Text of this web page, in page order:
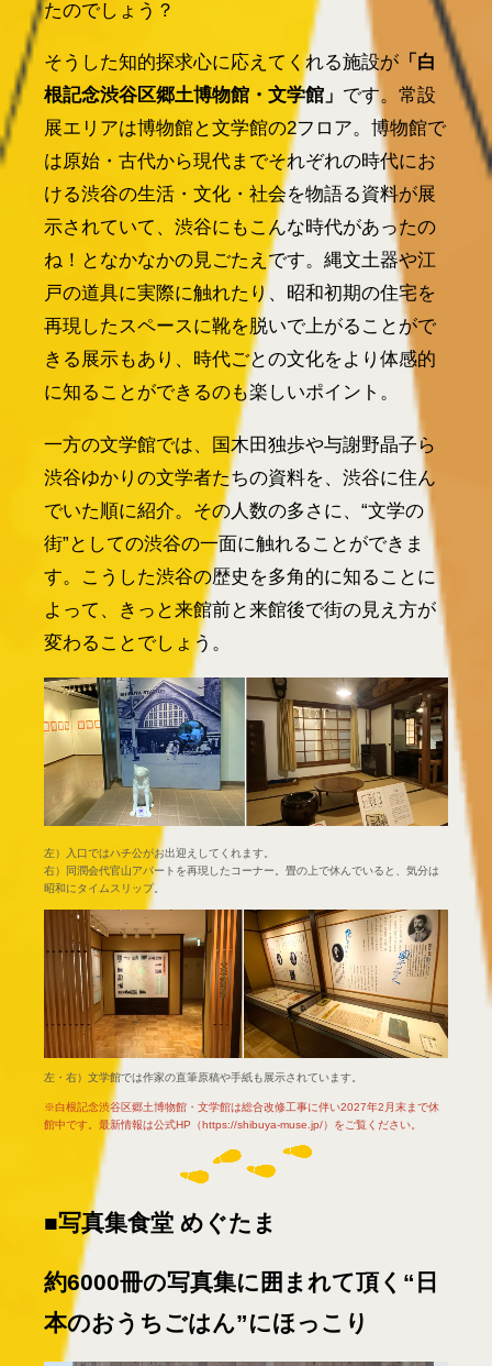
たのでしょう？
そうした知的探求心に応えてくれる施設が 「白
根記念渋谷区郷土博物館・文学館」 です。常設
展エリアは博物館と文学館の2フロア。博物館で
は原始・古代から現代までそれぞれの時代にお
ける渋谷の生活・文化・社会を物語る資料が展
示されていて、渋谷にもこんな時代があったの
ね！となかなかの見ごたえです。縄文土器や江
戸の道具に実際に触れたり、昭和初期の住宅を
再現したスペースに靴を脱いで上がることがで
きる展示もあり、時代ごとの文化をより体感的
に知ることができるのも楽しいポイント。
一方の文学館では、国木田独歩や与謝野晶子ら
渋谷ゆかりの文学者たちの資料を、渋谷に住ん
でいた順に紹介。その人数の多さに、“文学の
街”としての渋谷の一面に触れることができま
す。こうした渋谷の歴史を多角的に知ることに
よって、きっと来館前と来館後で街の見え方が
変わることでしょう。
左）入口ではハチ公がお出迎えしてくれます。
右）同潤会代官山アパートを再現したコーナー。畳の上で休んでいると、気分は
昭和にタイムスリップ。
左・右）文学館では作家の直筆原稿や手紙も展示されています。
※白根記念渋谷区郷土博物館・文学館は総合改修工事に伴い2027年2月末まで休
館中です。最新情報は公式HP（https://shibuya-muse.jp/）をご覧ください。
■写真集食堂 めぐたま
約6000冊の写真集に囲まれて頂く“日
本のおうちごはん”にほっこり